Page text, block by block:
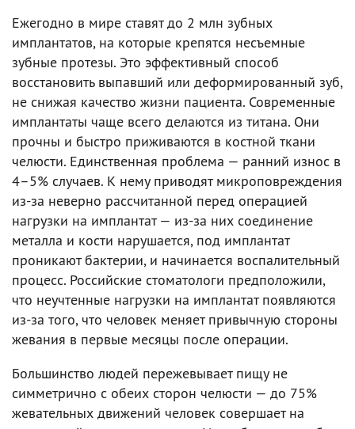
Ежегодно в мире ставят до 2 млн зубных
имплантатов, на которые крепятся несъемные
зубные протезы. Это эффективный способ
восстановить выпавший или деформированный зуб,
не снижая качество жизни пациента. Современные
имплантаты чаще всего делаются из титана. Они
прочны и быстро приживаются в костной ткани
челюсти. Единственная проблема — ранний износ в
4–5% случаев. К нему приводят микроповреждения
из-за неверно рассчитанной перед операцией
нагрузки на имплантат — из-за них соединение
металла и кости нарушается, под имплантат
проникают бактерии, и начинается воспалительный
процесс. Российские стоматологи предположили,
что неучтенные нагрузки на имплантат появляются
из-за того, что человек меняет привычную стороны
жевания в первые месяцы после операции.
Большинство людей пережевывает пищу не
симметрично с обеих сторон челюсти — до 75%
жевательных движений человек совершает на